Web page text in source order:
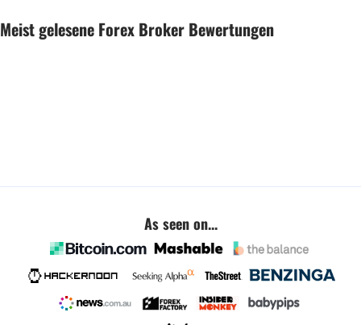
Meist gelesene Forex Broker Bewertungen
As seen on...